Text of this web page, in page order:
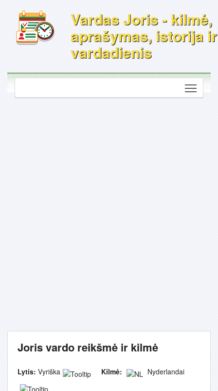
Vardas Joris - kilmė,
aprašymas, istorija ir
vardadienis
Joris vardo reikšmė ir kilmė
Lytis: Vyriška Kilmė: Nyderlandai